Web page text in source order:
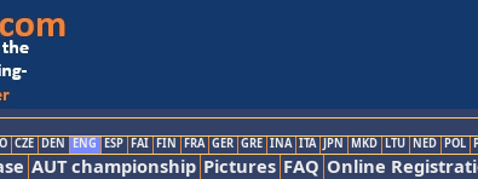
CZE DEN ENG ESP FAI FIN FRA GER GRE INA ITA JPN MKD LTU NED POL
AUT championship Pictures FAQ Online